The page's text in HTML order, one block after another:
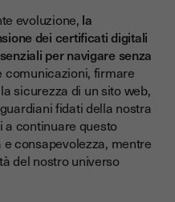
evoluzione, la
dei certificati digitali
per navigare senza
comunicazioni, firmare
sicurezza di un sito web,
fidati della nostra
a continuare questo
consapevolezza, mentre
del nostro universo